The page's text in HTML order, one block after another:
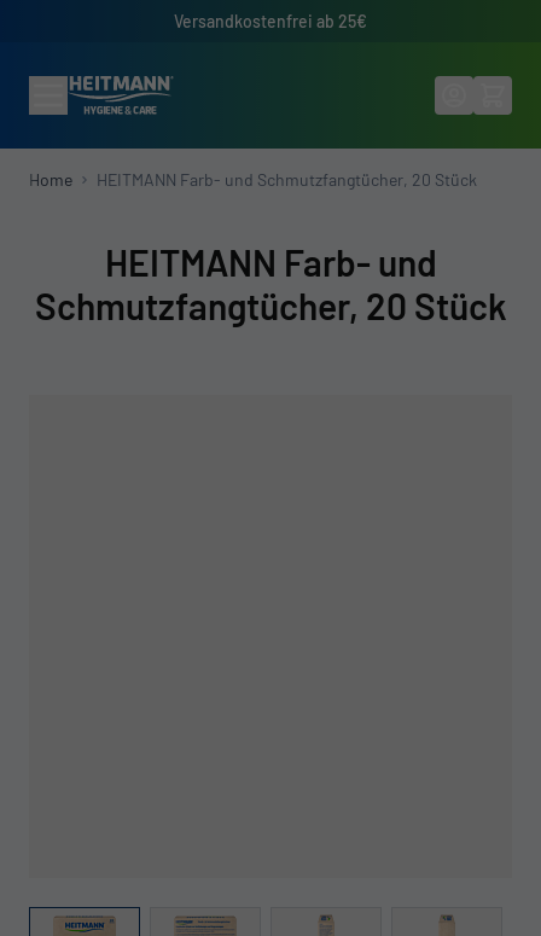
Versandkostenfrei ab 25€
Home HEITMANN Farb- und Schmutzfangtücher, 20 Stück
HEITMANN Farb- und
Schmutzfangtücher, 20 Stück
View larger imageView larger imageView larger imageView larger